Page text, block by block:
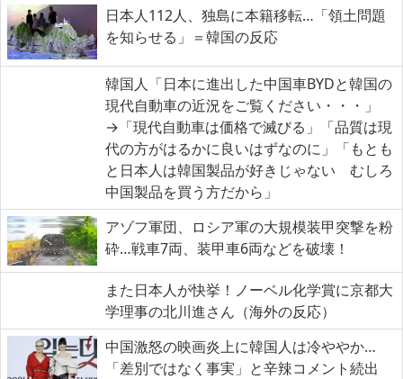
日本人112人、独島に本籍移転…「領土問題
を知らせる」＝韓国の反応
韓国人「日本に進出した中国車BYDと韓国の
現代自動車の近況をご覧ください・・・」
→「現代自動車は価格で滅びる」「品質は現
代の方がはるかに良いはずなのに」「もとも
と日本人は韓国製品が好きじゃない むしろ
中国製品を買う方だから」
アゾフ軍団、ロシア軍の大規模装甲突撃を粉
砕…戦車7両、装甲車6両などを破壊！
また日本人が快挙！ノーベル化学賞に京都大
学理事の北川進さん（海外の反応）
中国激怒の映画炎上に韓国人は冷ややか…
「差別ではなく事実」と辛辣コメント続出